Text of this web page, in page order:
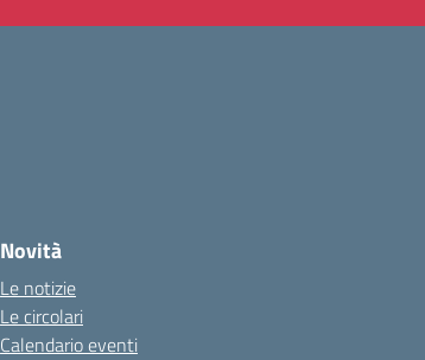
Novità
Le notizie
Le circolari
Calendario eventi